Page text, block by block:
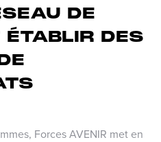
DE
DES
Forces AVENIR met en